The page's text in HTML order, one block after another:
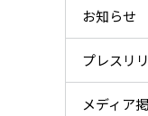
お知らせ
プレスリ
メディア